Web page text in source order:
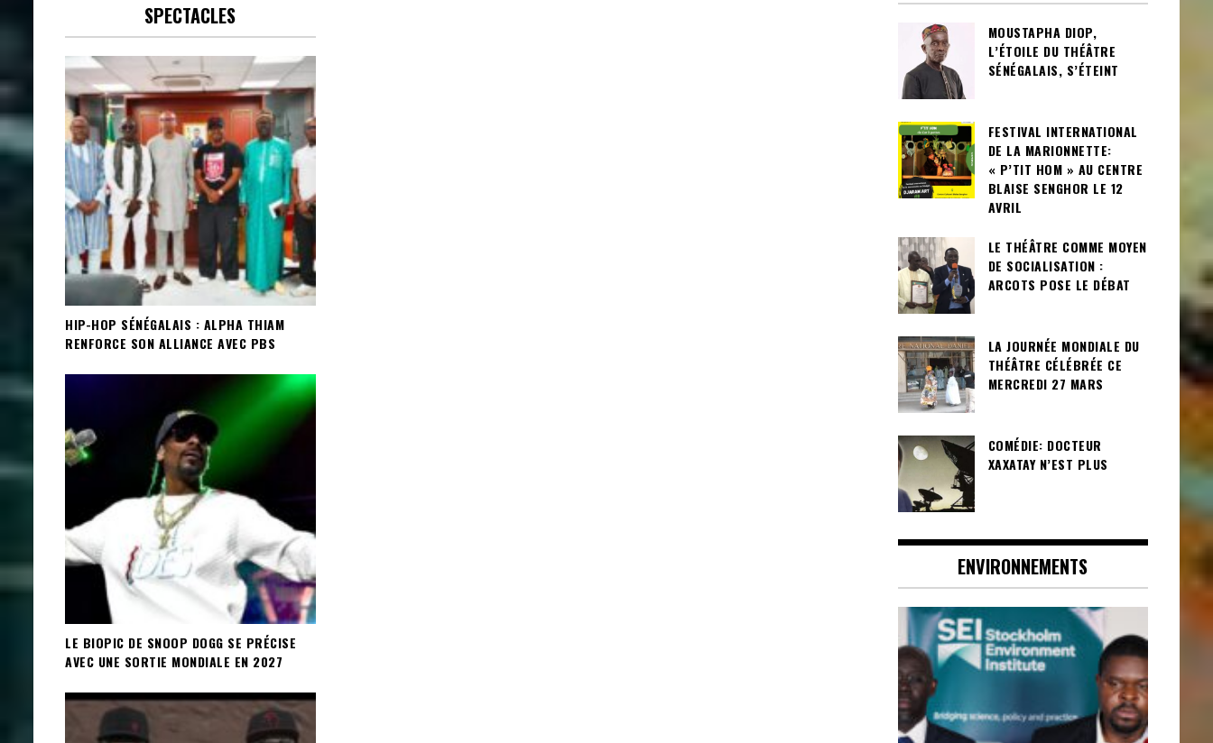
SPECTACLES
HIP-HOP SÉNÉGALAIS : ALPHA THIAM
RENFORCE SON ALLIANCE AVEC PBS
LE BIOPIC DE SNOOP DOGG SE PRÉCISE
AVEC UNE SORTIE MONDIALE EN 2027
MOUSTAPHA DIOP,
L’ÉTOILE DU THÉÂTRE
SÉNÉGALAIS, S’ÉTEINT
FESTIVAL INTERNATIONAL
DE LA MARIONNETTE:
« P’TIT HOM » AU CENTRE
BLAISE SENGHOR LE 12
AVRIL
LE THÉÂTRE COMME MOYEN
DE SOCIALISATION :
ARCOTS POSE LE DÉBAT
LA JOURNÉE MONDIALE DU
THÉÂTRE CÉLÉBRÉE CE
MERCREDI 27 MARS
COMÉDIE: DOCTEUR
XAXATAY N’EST PLUS
ENVIRONNEMENTS